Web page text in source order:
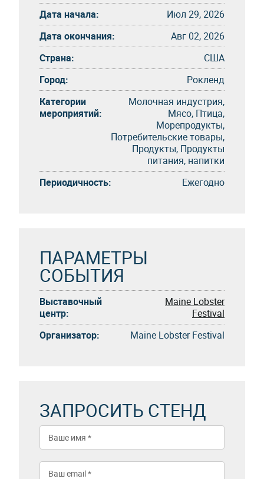
Дата начала:
Июл 29, 2026
Дата окончания:
Авг 02, 2026
Страна:
США
Город:
Рокленд
Категории
мероприятий:
Молочная индустрия,
Мясо, Птица,
Морепродукты,
Потребительские товары,
Продукты, Продукты
питания, напитки
Периодичность:
Eжегоднo
ПАРАМЕТРЫ
СОБЫТИЯ
Выставочный
центр:
Maine Lobster
Festival
Организатор:
Maine Lobster Festival
ЗАПРОСИТЬ СТЕНД